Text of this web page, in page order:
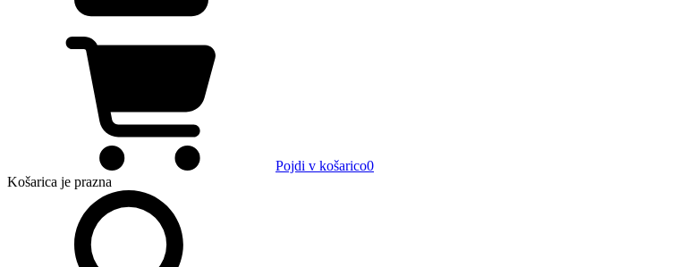
Pojdi v košarico0
Košarica je prazna